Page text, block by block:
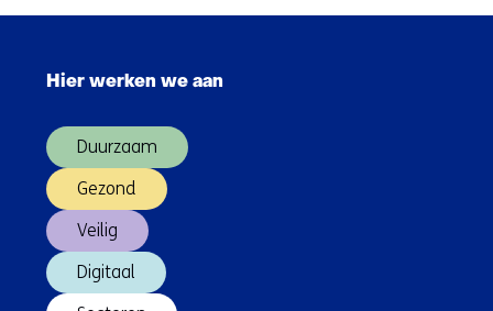
en
Hier werken we aan
Duurzaam
Gezond
Veilig
Digitaal